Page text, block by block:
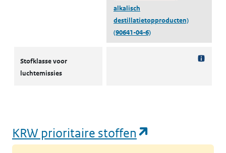
alkalisch
destillatietopproducten)
(90641-04-6)
Stofklasse voor
luchtemissies
KRW prioritaire stoffen